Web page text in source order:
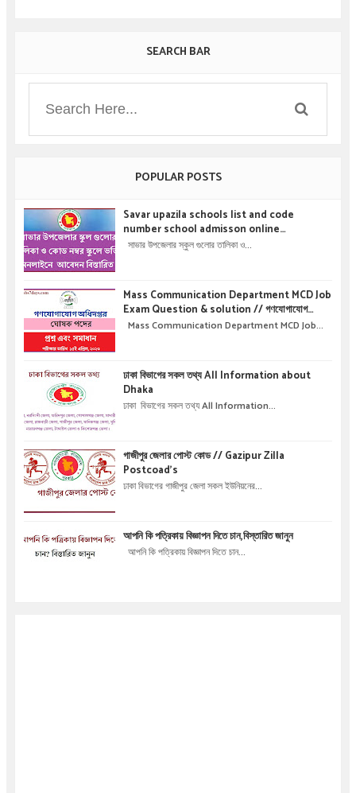
SEARCH BAR
POPULAR POSTS
Savar upazila schools list and code
number school admisson online
application details !! সাভার উপজেলার স্কুল গুলোর
সাভার উপজেলার স্কুল গুলোর তালিকা ও...
Mass Communication Department MCD Job
Exam Question & solution // গণযোগাযোগ
অধিদপ্তরে নিয়োগ পরীক্ষার প্রশ্ন এবং সমাধান
Mass Communication Department MCD Job...
ঢাকা বিভাগের সকল তথ্য All Information about
Dhaka
ঢাকা বিভাগের সকল তথ্য All Information...
গাজীপুর জেলার পোস্ট কোড // Gazipur Zilla
Postcoad's
ঢাকা বিভাগের গাজীপুর জেলা সকল ইউনিয়নের...
আপনি কি পত্রিকায় বিজ্ঞাপন দিতে চান,বিস্তারিত জানুন
আপনি কি পত্রিকায় বিজ্ঞাপন দিতে চান...